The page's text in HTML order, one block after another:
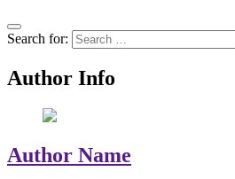
Search for:
Author Info
Author Name